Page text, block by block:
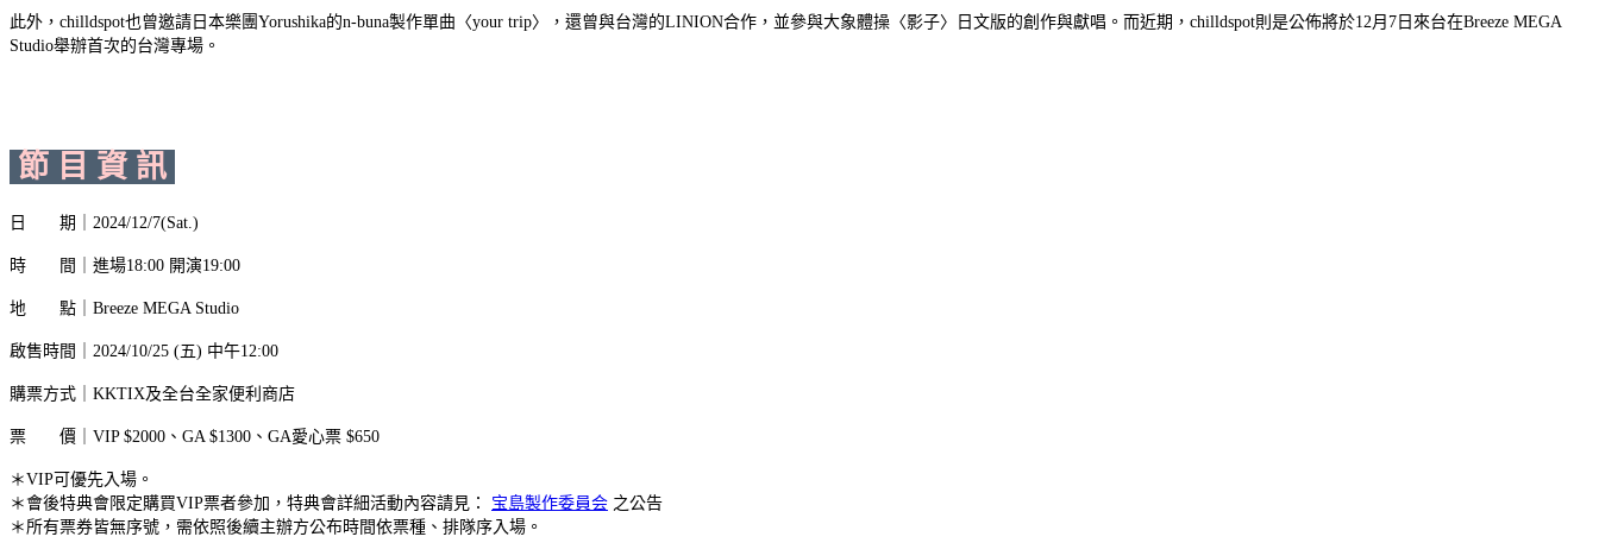
此外，chilldspot也曾邀請日本樂團Yorushika的n-buna製作單曲〈your trip〉，還曾與台灣的LINION合作，並參與大象體操〈影子〉日文版的創作與獻唱。而近期，chilldspot則是公佈將於12月7日來台在Breeze MEGA
Studio舉辦首次的台灣專場。
節 目 資 訊
日 期｜2024/12/7(Sat.)
時 間｜進場18:00 開演19:00
地 點｜Breeze MEGA Studio
啟售時間｜2024/10/25 (五) 中午12:00
購票方式｜KKTIX及全台全家便利商店
票 價｜VIP $2000、GA $1300、GA愛心票 $650
＊VIP可優先入場。
＊會後特典會限定購買VIP票者參加，特典會詳細活動內容請見： 宝島製作委員会 之公告
＊所有票券皆無序號，需依照後續主辦方公布時間依票種、排隊序入場。